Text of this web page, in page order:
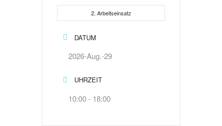
2. Arbeitseinsatz
DATUM
2026-Aug.-29
UHRZEIT
10:00 - 18:00